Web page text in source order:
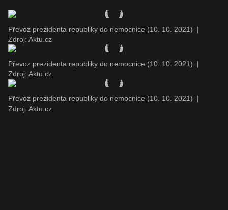
Převoz prezidenta republiky do nemocnice (10. 10. 2021)
|
Zdroj: Aktu.cz
Převoz prezidenta republiky do nemocnice (10. 10. 2021)
|
Zdroj: Aktu.cz
Převoz prezidenta republiky do nemocnice (10. 10. 2021)
|
Zdroj: Aktu.cz